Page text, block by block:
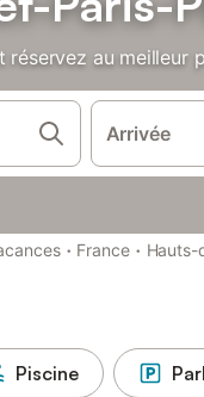
au meilleur
Arrivée
· France · Hauts-
Piscine